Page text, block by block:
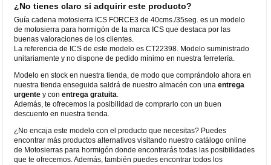
¿No tienes claro si adquirir este producto?
Guía cadena motosierra ICS FORCE3 de 40cms./35seg. es un modelo
de motosierra para hormigón de la marca ICS que destaca por las
buenas valoraciones de los clientes.
La referencia de ICS de este modelo es CT22398. Modelo suministrado
unitariamente y no dispone de pedido mínimo en nuestra ferretería.
Modelo en stock en nuestra tienda, de modo que comprándolo ahora en
nuestra tienda enseguida saldrá de nuestro almacén con unaentrega
urgente y conentrega gratuita
Además, te ofrecemos la posibilidad de comprarlo con un buen
descuento en nuestra tienda.
¿No encaja este modelo con el producto que necesitas? Puedes
encontrar más productos alternativos visitando nuestro catálogo online
de Motosierras para hormigón donde encontrarás todas las posibilidades
que te ofrecemos. Además, también puedes encontrar todos los